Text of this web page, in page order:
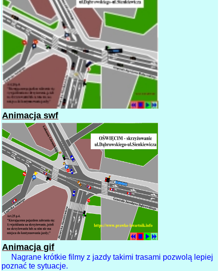
Animacja swf
Animacja gif
Nagrane krótkie filmy z jazdy takimi trasami pozwolą lepiej
poznać te sytuacje.